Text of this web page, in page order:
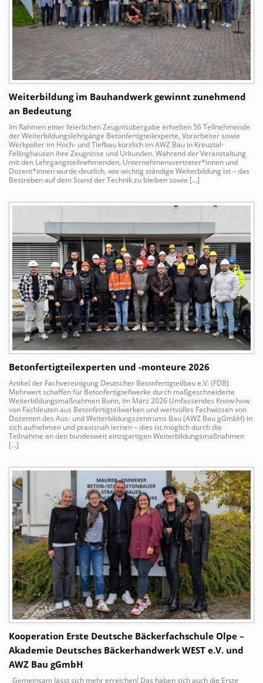
Weiterbildung im Bauhandwerk gewinnt zunehmend
an Bedeutung
Im Rahmen einer feierlichen Zeugnisübergabe erhielten 56 Teilnehmende
der Weiterbildungslehrgänge Betonfertigteilexperte, Vorarbeiter sowie
Werkpolier im Hoch- und Tiefbau kürzlich im AWZ Bau in Kreuztal-
Fellinghausen ihre Zeugnisse und Urkunden. Während der Veranstaltung
mit den Lehrgangsteilnehmenden, Unternehmensvertreter*innen und
Dozent*innen wurde deutlich, wie wichtig ständige Weiterbildung ist – das
Bestreben auf dem Stand der Technik zu bleiben sowie […]
Betonfertigteilexperten und -monteure 2026
Artikel der Fachvereinigung Deutscher Betonfertigteilbau e.V. (FDB)
Mehrwert schaffen für Betonfertigteilwerke durch maßgeschneiderte
Weiterbildungsmaßnahmen Bonn, im März 2026 Umfassendes Know-how
von Fachleuten aus Betonfertigteilwerken und wertvolles Fachwissen von
Dozenten des Aus- und Weiterbildungszentrums Bau (AWZ Bau gGmbH) in
sich aufnehmen und praxisnah lernen – dies ist möglich durch die
Teilnahme an den bundesweit einzigartigen Weiterbildungsmaßnahmen
[…]
Kooperation Erste Deutsche Bäckerfachschule Olpe –
Akademie Deutsches Bäckerhandwerk WEST e.V. und
AWZ Bau gGmbH
Gemeinsam lässt sich mehr erreichen! Das haben sich auch die Erste